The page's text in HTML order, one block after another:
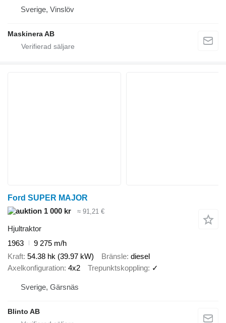
Sverige, Vinslöv
Maskinera AB
Ford SUPER MAJOR
1 000 kr
≈ 91,21 €
Hjultraktor
1963
9 275 m/h
Kraft 54.38 hk (39.97 kW) Bränsle diesel
Axelkonfiguration 4x2 Trepunktskoppling ✓
Sverige, Gärsnäs
Blinto AB